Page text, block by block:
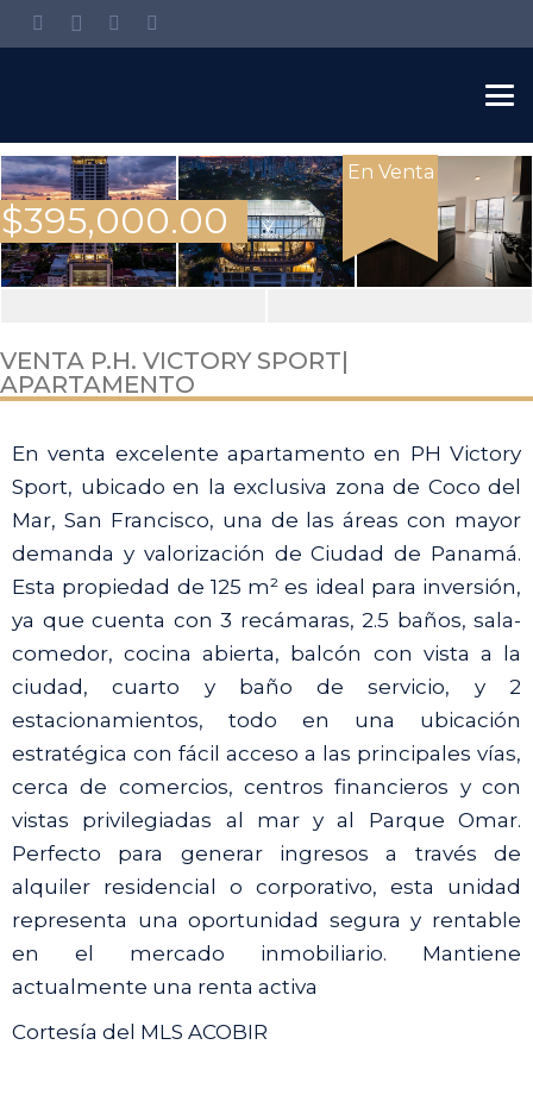
En Venta
$395,000.00
all
images
VENTA P.H. VICTORY SPORT|
APARTAMENTO
En venta excelente apartamento en PH Victory
Sport, ubicado en la exclusiva zona de Coco del
Mar, San Francisco, una de las áreas con mayor
demanda y valorización de Ciudad de Panamá.
Esta propiedad de 125 m² es ideal para inversión,
ya que cuenta con 3 recámaras, 2.5 baños, sala-
comedor, cocina abierta, balcón con vista a la
ciudad, cuarto y baño de servicio, y 2
estacionamientos, todo en una ubicación
estratégica con fácil acceso a las principales vías,
cerca de comercios, centros financieros y con
vistas privilegiadas al mar y al Parque Omar.
Perfecto para generar ingresos a través de
alquiler residencial o corporativo, esta unidad
representa una oportunidad segura y rentable
en el mercado inmobiliario. Mantiene
actualmente una renta activa
Cortesía del MLS ACOBIR